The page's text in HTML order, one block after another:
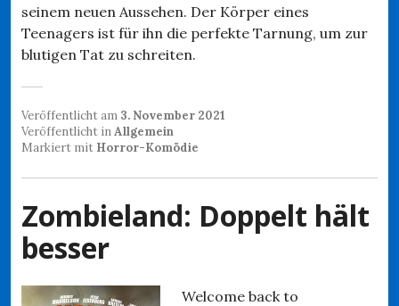
seinem neuen Aussehen. Der Körper eines
Teenagers ist für ihn die perfekte Tarnung, um zur
blutigen Tat zu schreiten.
Veröffentlicht am 3. November 2021
Veröffentlicht inAllgemein
Markiert mit Horror-Komödie
Zombieland: Doppelt hält
besser
Welcome back to